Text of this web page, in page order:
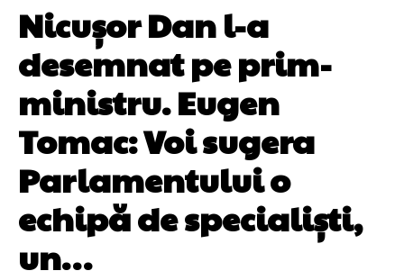
Nicușor Dan l-a
desemnat pe prim-
ministru. Eugen
Tomac: Voi sugera
Parlamentului o
echipă de specialiști,
un…